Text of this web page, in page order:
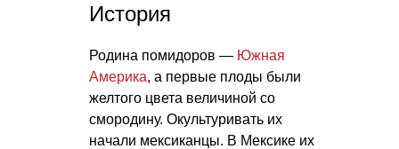
История
Родина помидоров — Южная
Америка, а первые плоды были
желтого цвета величиной со
смородину. Окультуривать их
начали мексиканцы. В Мексике их